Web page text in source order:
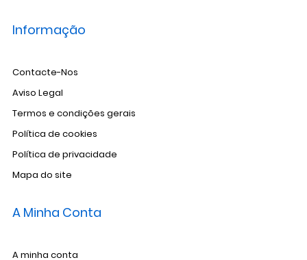
Informação
Contacte-Nos
Aviso Legal
Termos e condições gerais
Política de cookies
Política de privacidade
Mapa do site
A Minha Conta
A minha conta